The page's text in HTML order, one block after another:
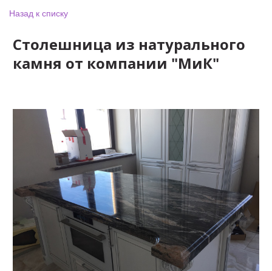
Назад к списку
Столешница из натурального
камня от компании "МиК"